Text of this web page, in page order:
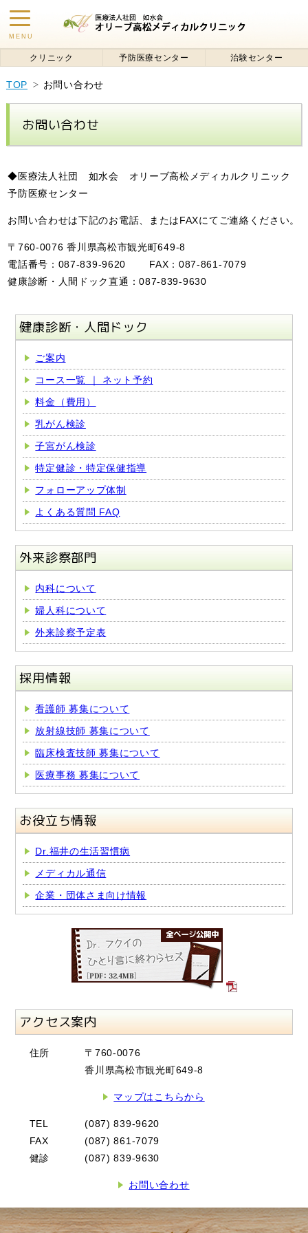
toggle
navigation
MENU
クリニック 予防医療センター 治験センター
TOP お問い合わせ
お問い合わせ
◆医療法人社団 如水会 オリーブ高松メディカルクリニック
予防医療センター
お問い合わせは下記のお電話、またはFAXにてご連絡ください。
〒760-0076 香川県高松市観光町649-8
電話番号：087-839-9620 FAX：087-861-7079
健康診断・人間ドック直通：087-839-9630
健康診断・人間ドック
ご案内
コース一覧 ｜ ネット予約
料金（費用）
乳がん検診
子宮がん検診
特定健診・特定保健指導
フォローアップ体制
よくある質問 FAQ
外来診察部門
内科について
婦人科について
外来診察予定表
採用情報
看護師 募集について
放射線技師 募集について
臨床検査技師 募集について
医療事務 募集について
お役立ち情報
Dr.福井の生活習慣病
メディカル通信
企業・団体さま向け情報
アクセス案内
住所
〒760-0076
香川県高松市観光町649-8
マップはこちらから
TEL
(087) 839-9620
FAX
(087) 861-7079
健診
(087) 839-9630
お問い合わせ